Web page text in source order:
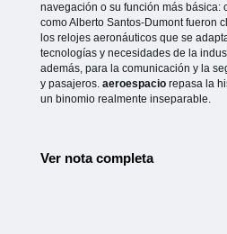
navegación o su función más básica:
como Alberto Santos-Dumont fueron
los relojes aeronáuticos que se
tecnologías y necesidades de la
además, para la comunicación y la
y pasajeros. aeroespacio repasa la
un binomio realmente inseparable.
Ver nota completa